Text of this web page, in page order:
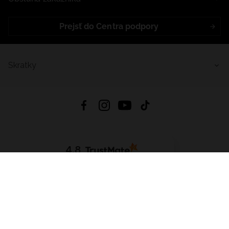
Prejsť do Centra podpory
4.8